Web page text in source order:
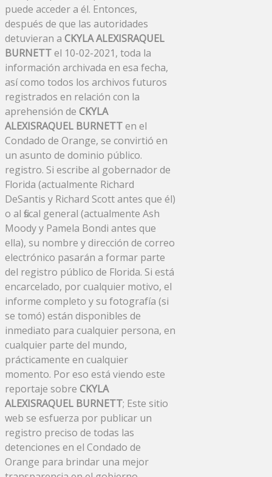
puede acceder a él. Entonces,
después de que las autoridades
detuvieran a CKYLA ALEXISRAQUEL
BURNETTel 10-02-2021, toda la
información archivada en esa fecha,
así como todos los archivos futuros
registrados en relación con la
aprehensión de CKYLA
ALEXISRAQUEL BURNETTen el
Condado de Orange, se convirtió en
un asunto de dominio público.
registro. Si escribe al gobernador de
Florida (actualmente Richard
DeSantis y Richard Scott antes que él)
o al fiscal general (actualmente Ash
Moody y Pamela Bondi antes que
ella), su nombre y dirección de correo
electrónico pasarán a formar parte
del registro público de Florida. Si está
encarcelado, por cualquier motivo, el
informe completo y su fotografía (si
se tomó) están disponibles de
inmediato para cualquier persona, en
cualquier parte del mundo,
prácticamente en cualquier
momento. Por eso está viendo este
reportaje sobre CKYLA
ALEXISRAQUEL BURNETT; Este sitio
web se esfuerza por publicar un
registro preciso de todas las
detenciones en el Condado de
Orange para brindar una mejor